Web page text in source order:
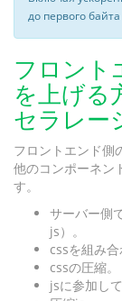
до первого байта
フロント
を上げる
セラレー
フロントエンド側
他のコンポーネン
す。
サーバー側
js）。
cssを組み合
cssの圧縮。
jsに参加して